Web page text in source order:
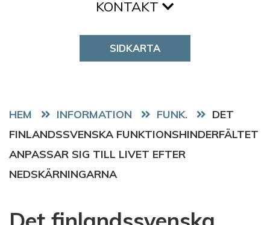
KONTAKT
SIDKARTA
HEM FUNK.
DET
FINLANDSSVENSKA FUNKTIONSHINDERFÄLTET
ANPASSAR SIG TILL LIVET EFTER
NEDSKÄRNINGARNA